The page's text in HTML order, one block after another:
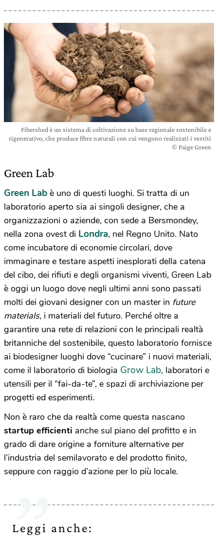
Fibershed è un sistema di coltivazione su base regionale sostenibile e
rigenerativo, che produce fibre naturali con cui vengono realizzati i vestiti
© Paige Green
Green Lab
Green Lab è uno di questi luoghi. Si tratta di un
laboratorio aperto sia ai singoli designer, che a
organizzazioni o aziende, con sede a Bersmondey,
nella zona ovest di Londra, nel Regno Unito. Nato
come incubatore di economie circolari, dove
immaginare e testare aspetti inesplorati della catena
del cibo, dei rifiuti e degli organismi viventi, Green Lab
è oggi un luogo dove negli ultimi anni sono passati
molti dei giovani designer con un master in future
materials, i materiali del futuro. Perché oltre a
garantire una rete di relazioni con le principali realtà
britanniche del sostenibile, questo laboratorio fornisce
ai biodesigner luoghi dove “cucinare” i nuovi materiali,
come il laboratorio di biologia Grow Lab, laboratori e
utensili per il “fai-da-te”, e spazi di archiviazione per
progetti ed esperimenti.
Non è raro che da realtà come questa nascano
startup efficienti anche sul piano del profitto e in
grado di dare origine a forniture alternative per
l’industria del semilavorato e del prodotto finito,
seppure con raggio d’azione per lo più locale.
Leggi anche: